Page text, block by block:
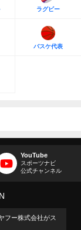
ラグビー
バスケ代表
YouTube
スポーツナビ
公式チャンネル
フー株式会社がス